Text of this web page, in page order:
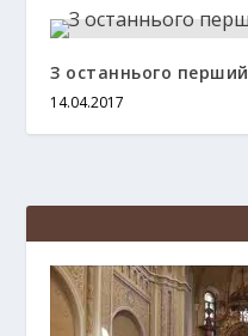
З останнього перший
14.04.2017